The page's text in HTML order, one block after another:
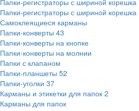
Папки-регистраторы с шириной
Папки-регистраторы с шириной
Самоклеящиеся карманы
Папки-конверты 43
Папки-конверты на кнопке
Папки-конверты на молнии
Папки с клапаном
Папки-планшеты 52
Папки-уголки 37
Карманы и этикетки для папок 2
Карманы для папок